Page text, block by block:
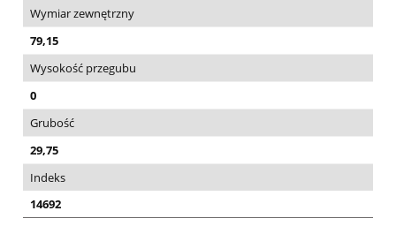
Wymiar zewnętrzny
79,15
Wysokość przegubu
0
Grubość
29,75
Indeks
14692